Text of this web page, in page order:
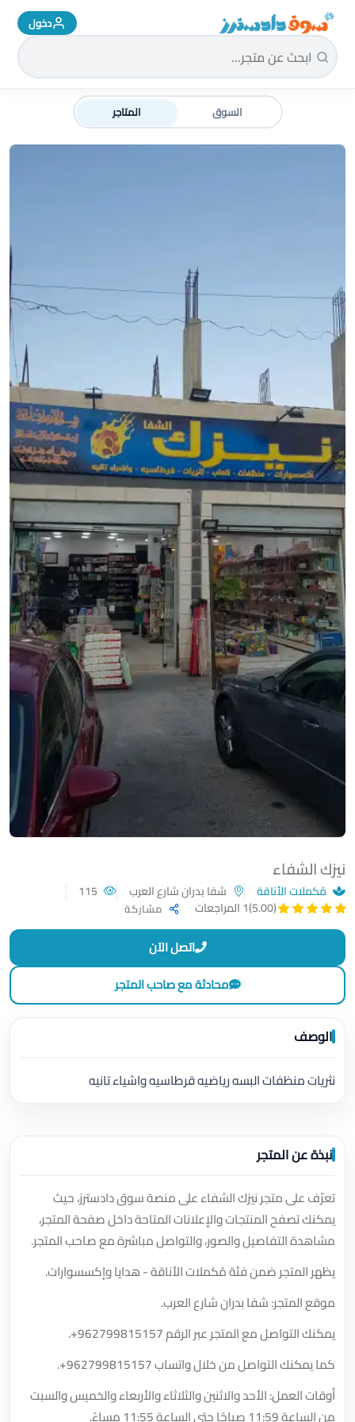
سوق دادسترز الرئيسية دخول
السوق المتاجر
نيزك الشفاء
مُكملات الأناقة شفا بدران شارع العرب
(5.00)
1 المراجعات مشاركة
اتصل الآن
محادثة مع صاحب المتجر
الوصف
نثريات منظفات البسه رياضيه قرطاسيه واشياء تانيه
نبذة عن المتجر
تعرّف على متجر نيزك الشفاء على منصة سوق دادسترز، حيث
يمكنك تصفح المنتجات والإعلانات المتاحة داخل صفحة المتجر،
مشاهدة التفاصيل والصور، والتواصل مباشرة مع صاحب المتجر.
يظهر المتجر ضمن فئة مُكملات الأناقة - هدايا وإكسسوارات.
موقع المتجر: شفا بدران شارع العرب.
يمكنك التواصل مع المتجر عبر الرقم+962799815157
.
كما يمكنك التواصل من خلال واتساب+962799815157
.
أوقات العمل: الأحد والاثنين والثلاثاء والأربعاء والخميس والسبت
من الساعة 11:59 صباحًا حتى الساعة 11:55 مساءً.